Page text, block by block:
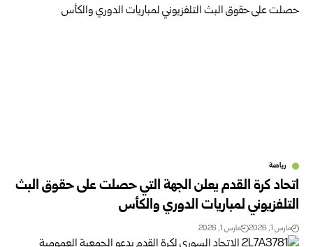
رياضة
اتحاد كرة القدم يعلن الجهة التي حصلت على حقوق البث
التلفزيوني لمباريات الدوري والكأس
مارس 1, 2026 مارس 1, 2026